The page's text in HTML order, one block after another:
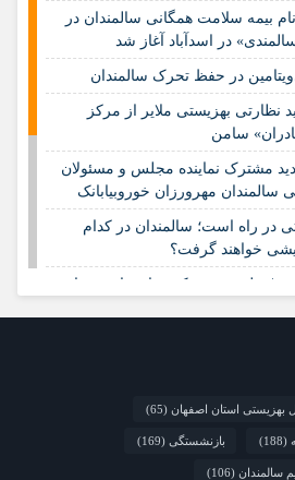
بیمه سلامت همگانی سالمندان در
در اسدآباد آغاز شد
در حفظ تحرک سالمندان
نظارتی بهزیستی ملایر از مرکز
سامن
مشترک نماینده مجلس و مسئولان
سالمندان مهرورزان خوروبیابانک
در راه است؛ سالمندان در کدام
خواهند گرفت؟
جلسه مشترک ستاد مناسب‌سازی
بهزیستی استان اصفهان (65)
(188) بازنشستگی (169)
سالمندان (106)